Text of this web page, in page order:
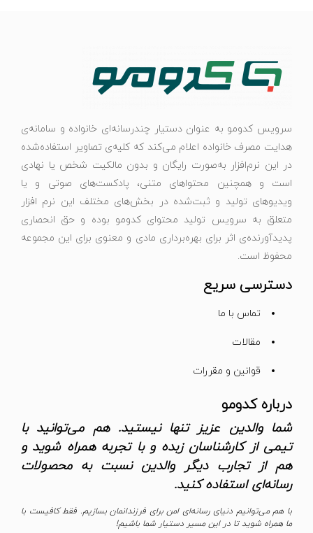
سرویس کدومو به عنوان دستیار چندرسانه‌ای خانواده و سامانه‌ی
هدایت مصرف خانواده اعلام می‌کند که کلیه‌ی تصاویر استفاده‌شده
در این نرم‌افزار به‌صورت رایگان و بدون مالکیت شخص یا نهادی
است و همچنین محتواهای متنی، پادکست‌های صوتی و یا
ویدیوهای تولید و ثبت‌شده در بخش‌های مختلف این نرم افزار
متعلق به سرویس تولید محتوای کدومو بوده و حق انحصاری
پدیدآورنده‌ی اثر برای بهره‌برداری مادی و معنوی برای این مجموعه
محفوظ است.
دسترسی سریع
تماس با ما
مقالات
قوانین و مقررات
درباره کدومو
شما والدین عزیز تنها نیستید. هم می‌توانید با
تیمی از کارشناسان زبده و با تجربه همراه شوید و
هم از تجارب دیگر والدین نسبت به محصولات
رسانه‌ای استفاده کنید.
با هم می‌توانیم دنیای رسانه‌ای امن برای فرزندانمان بسازیم. فقط کافیست با
ما همراه شوید تا در این مسیر دستیار شما باشیم!